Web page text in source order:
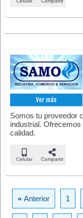
Ver más
Somos tu proveedor
industrial.
calidad.
Celular Compartir
«Anterior 1